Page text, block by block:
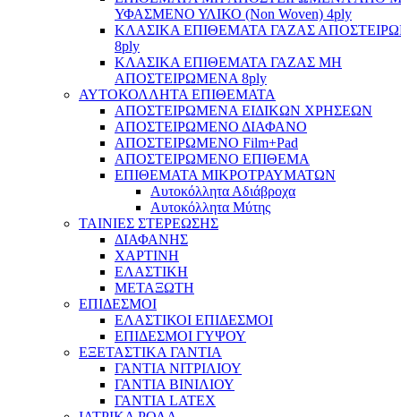
ΥΦΑΣΜΕΝΟ ΥΛΙΚΟ (Non Woven) 4ply
ΚΛΑΣΙΚΑ ΕΠΙΘΕΜΑΤΑ ΓΑΖΑΣ
8ply
ΚΛΑΣΙΚΑ ΕΠΙΘΕΜΑΤΑ ΓΑΖΑΣ ΜΗ
ΑΠΟΣΤΕΙΡΩΜΕΝΑ 8ply
ΑΥΤΟΚΟΛΛΗΤΑ ΕΠΙΘΕΜΑΤΑ
ΑΠΟΣΤΕΙΡΩΜΕΝΑ ΕΙΔΙΚΩΝ ΧΡΗΣΕΩΝ
ΑΠΟΣΤΕΙΡΩΜΕΝΟ ΔΙΑΦΑΝΟ
ΑΠΟΣΤΕΙΡΩΜΕΝΟ Film+Pad
ΑΠΟΣΤΕΙΡΩΜΕΝΟ ΕΠΙΘΕΜΑ
ΕΠΙΘΕΜΑΤΑ ΜΙΚΡΟΤΡΑΥΜΑΤΩΝ
Αυτοκόλλητα Αδιάβροχα
Αυτοκόλλητα Μύτης
ΤΑΙΝΙΕΣ ΣΤΕΡΕΩΣΗΣ
ΔΙΑΦΑΝΗΣ
ΧΑΡΤΙΝΗ
ΕΛΑΣΤΙΚΗ
ΜΕΤΑΞΩΤΗ
ΕΠΙΔΕΣΜΟΙ
ΕΛΑΣΤΙΚΟΙ ΕΠΙΔΕΣΜΟΙ
ΕΠΙΔΕΣΜΟΙ ΓΥΨΟΥ
ΕΞΕΤΑΣΤΙΚΑ ΓΑΝΤΙΑ
ΓΑΝΤΙΑ ΝΙΤΡΙΛΙΟΥ
ΓΑΝΤΙΑ ΒΙΝΙΛΙΟΥ
ΓΑΝΤΙΑ LATEX